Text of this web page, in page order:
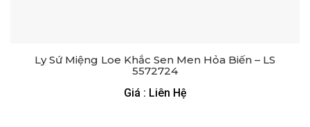
Ly Sứ Miệng Loe Khắc Sen Men Hỏa Biến – LS
5572724
Giá : Liên Hệ